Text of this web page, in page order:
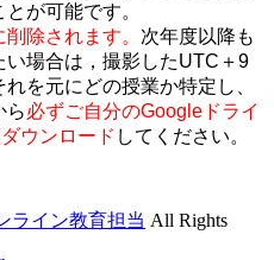
が可能です。
除されます。 次年度以降も
場合は，撮影したUTC＋9
を元にどの授業か特定し、
ら必ずご自分のGoogleドライ
ウンロード してください。
ライン教育担当 All Rights